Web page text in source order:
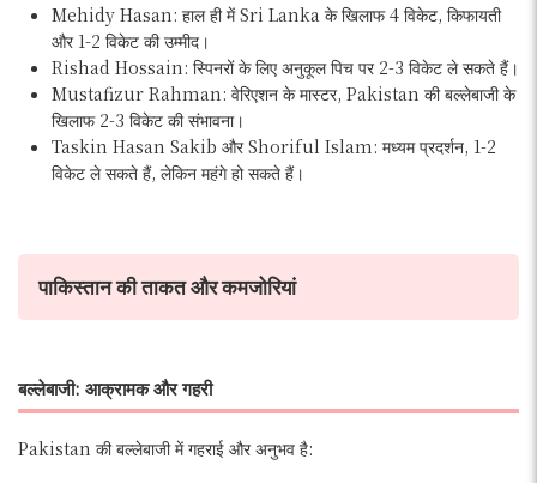
Mehidy Hasan: हाल ही में Sri Lanka के खिलाफ 4 विकेट, किफायती
और 1-2 विकेट की उम्मीद।
Rishad Hossain: स्पिनरों के लिए अनुकूल पिच पर 2-3 विकेट ले सकते हैं।
Mustafizur Rahman: वेरिएशन के मास्टर, Pakistan की बल्लेबाजी के
खिलाफ 2-3 विकेट की संभावना।
Taskin Hasan Sakib और Shoriful Islam: मध्यम प्रदर्शन, 1-2
विकेट ले सकते हैं, लेकिन महंगे हो सकते हैं।
पाकिस्तान की ताकत और कमजोरियां
बल्लेबाजी: आक्रामक और गहरी
Pakistan की बल्लेबाजी में गहराई और अनुभव है: